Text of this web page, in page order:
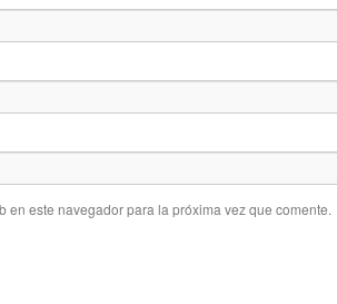
en este navegador para la próxima vez que comente.